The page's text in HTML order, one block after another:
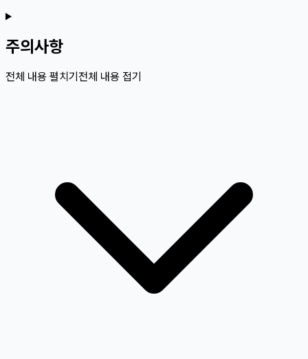
주의사항
전체 내용 펼치기전체 내용 접기